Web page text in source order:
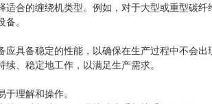
适合的缠绕机类型。例如，对于大型或重型碳
。
具备稳定的性能，以确保在生产过程中不会出
、稳定地工作，以满足生产需求。
理解和操作。